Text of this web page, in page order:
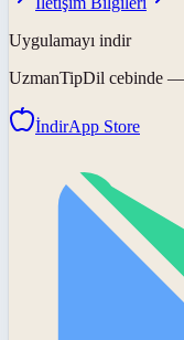
Uygulamayı indir
UzmanTipDil cebinde —
İndirApp Store